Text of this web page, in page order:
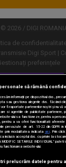
2026 / DIGI
de
Digi Sport
preferințele
Versiune desktop
să rămână
informații pe dispozitivul dvs.,
sau gestiona alegerile dvs. făcând
fi raportate partenerilor noștri și nu vă
si agentiile de publicitate partenere,
ului sa functioneze, pentru a
pentru a va oferi functionalitati
prevazute de art. 15-22 din GDPR in
prin modalitatea indicata aici. Prin
inclusiv acceptul dvs. cu privire la
SETARILE INDIVIDUAL” puteti
functionarea website-ului.
prelucrăm datele pentru